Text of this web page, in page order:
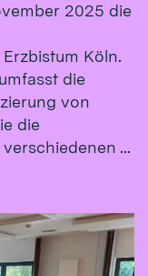
2025 die
Köln.
die
von
die
...